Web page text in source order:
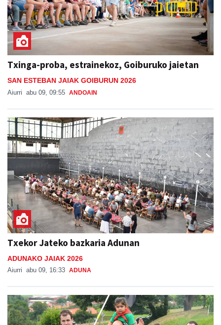
Txinga-proba, estrainekoz, Goiburuko jaietan
SAN ESTEBAN JAIAK GOIBURUN 2026
Aiurri abu 09, 09:55 ANDOAIN
Txekor Jateko bazkaria Adunan
ADUNAKO JAIAK 2026
Aiurri abu 09, 16:33 ADUNA